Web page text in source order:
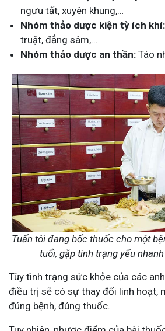
ngưu tất, xuyên khung,…
Nhóm thảo dược kiện tỳ ích khí:
truật, đẳng sâm,…
Nhóm thảo dược an thần: Táo
Tuấn tôi đang bốc thuốc cho một
tuổi, gặp tình trạng yếu
Tùy tình trạng sức khỏe của các
điều trị sẽ có sự thay đổi linh hoạt,
đúng bệnh, đúng thuốc.